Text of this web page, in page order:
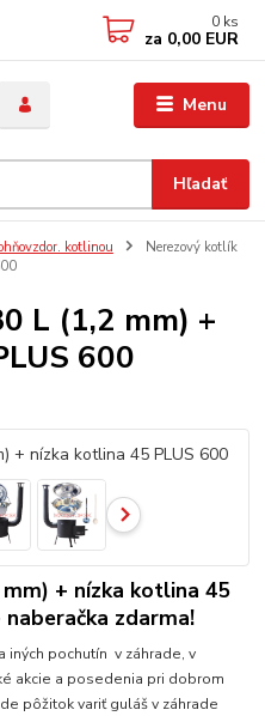
Menu
Hľadať
0 ks
za 0,00 EUR
kotlinou
Nerezový kotlík
L (1,2 mm) +
600
+ nízka kotlina 45
zdarma!
iných pochutín v záhrade, v
akcie a posedenia pri dobrom
pôžitok variť guláš v záhrade